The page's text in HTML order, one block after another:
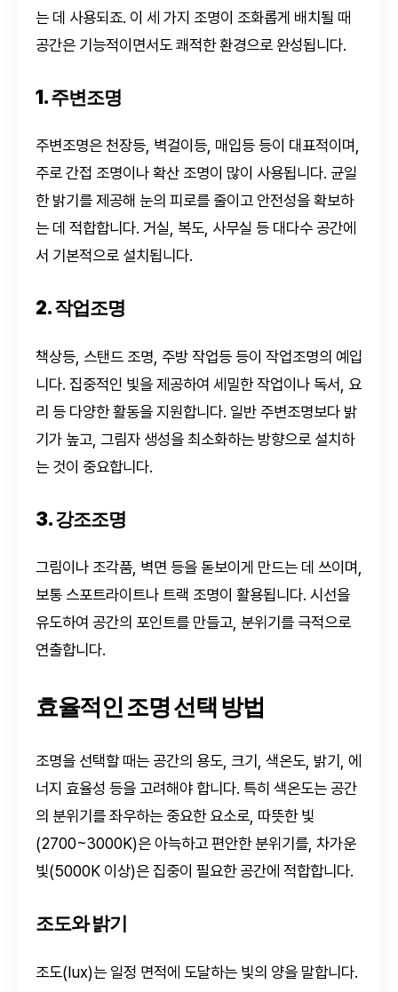
는 데 사용되죠. 이 세 가지 조명이 조화롭게 배치될 때
공간은 기능적이면서도 쾌적한 환경으로 완성됩니다.
1. 주변조명
주변조명은 천장등, 벽걸이등, 매입등 등이 대표적이며,
주로 간접 조명이나 확산 조명이 많이 사용됩니다. 균일
한 밝기를 제공해 눈의 피로를 줄이고 안전성을 확보하
는 데 적합합니다. 거실, 복도, 사무실 등 대다수 공간에
서 기본적으로 설치됩니다.
2. 작업조명
책상등, 스탠드 조명, 주방 작업등 등이 작업조명의 예입
니다. 집중적인 빛을 제공하여 세밀한 작업이나 독서, 요
리 등 다양한 활동을 지원합니다. 일반 주변조명보다 밝
기가 높고, 그림자 생성을 최소화하는 방향으로 설치하
는 것이 중요합니다.
3. 강조조명
그림이나 조각품, 벽면 등을 돋보이게 만드는 데 쓰이며,
보통 스포트라이트나 트랙 조명이 활용됩니다. 시선을
유도하여 공간의 포인트를 만들고, 분위기를 극적으로
연출합니다.
효율적인 조명 선택 방법
조명을 선택할 때는 공간의 용도, 크기, 색온도, 밝기, 에
너지 효율성 등을 고려해야 합니다. 특히 색온도는 공간
의 분위기를 좌우하는 중요한 요소로, 따뜻한 빛
(2700~3000K)은 아늑하고 편안한 분위기를, 차가운
빛(5000K 이상)은 집중이 필요한 공간에 적합합니다.
조도와 밝기
조도(lux)는 일정 면적에 도달하는 빛의 양을 말합니다.